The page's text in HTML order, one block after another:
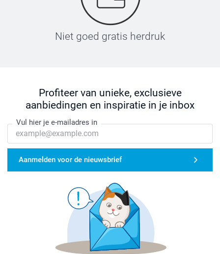
Niet goed gratis herdruk
Profiteer van unieke, exclusieve
aanbiedingen en inspiratie in je inbox
Vul hier je e-mailadres in
Aanmelden voor de nieuwsbrief